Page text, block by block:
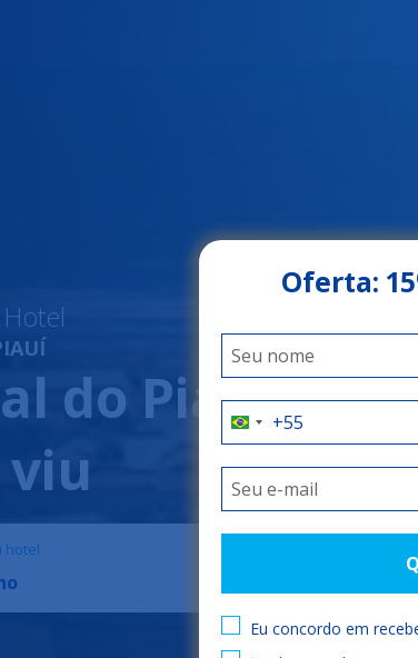
Oferta:
Eu concordo em
hotel
do Piauí